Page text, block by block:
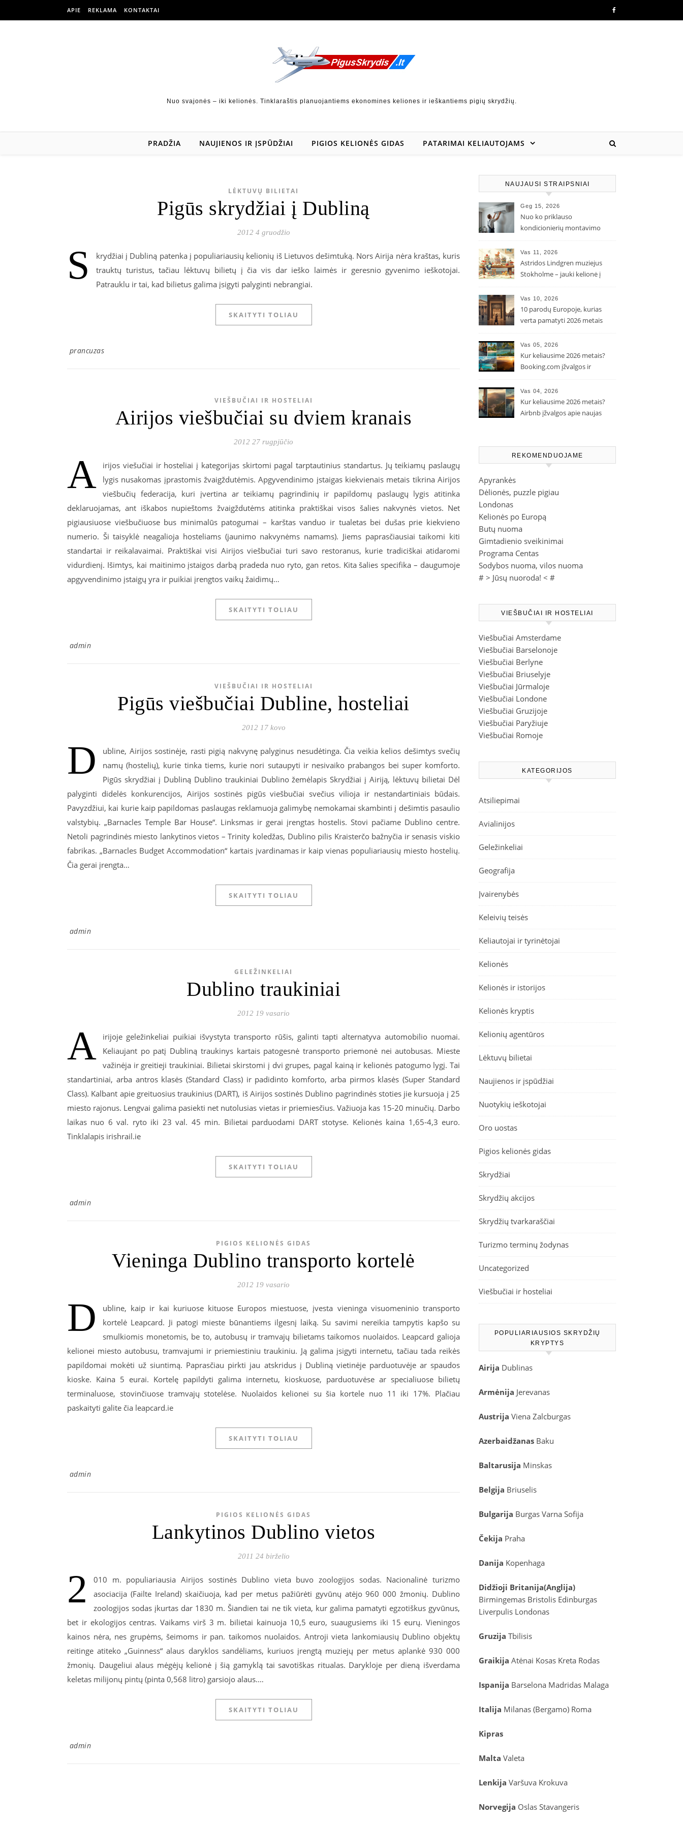
APIE REKLAMA KONTAKTAI
Nuo svajonės – iki kelionės. Tinklaraštis planuojantiems ekonomines keliones ir ieškantiems pigių skrydžių.
PRADŽIA NAUJIENOS IR ĮSPŪDŽIAI PIGIOS KELIONĖS GIDAS PATARIMAI KELIAUTOJAMS
LĖKTUVŲ BILIETAI
Pigūs skrydžiai į Dubliną
2012 4 gruodžio
S
krydžiai į Dubliną patenka į populiariausių kelionių iš Lietuvos dešimtuką. Nors Airija nėra kraštas, kuris
trauktų turistus, tačiau lėktuvų bilietų į čia vis dar ieško laimės ir geresnio gyvenimo ieškotojai.
Patrauklu ir tai, kad bilietus galima įsigyti palyginti nebrangiai.
SKAITYTI TOLIAU
prancuzas
VIEŠBUČIAI IR HOSTELIAI
Airijos viešbučiai su dviem kranais
2012 27 rugpjūčio
A
irijos viešučiai ir hosteliai į kategorijas skirtomi pagal tarptautinius standartus. Jų teikiamų paslaugų
lygis nusakomas įprastomis žvaigždutėmis. Apgyvendinimo įstaigas kiekvienais metais tikrina Airijos
viešbučių federacija, kuri įvertina ar teikiamų pagrindinių ir papildomų paslaugų lygis atitinka
deklaruojamas, ant iškabos nupieštoms žvaigždutėms atitinka praktiškai visos šalies nakvynės vietos. Net
pigiausiuose viešbučiuose bus minimalūs patogumai – karštas vanduo ir tualetas bei dušas prie kiekvieno
numerio. Ši taisyklė neagalioja hosteliams (jaunimo nakvynėms namams). Jiems paprasčiausiai taikomi kiti
standartai ir reikalavaimai. Praktiškai visi Airijos viešbučiai turi savo restoranus, kurie tradiciškai atidaromi
vidurdienį. Išimtys, kai maitinimo įstaigos darbą pradeda nuo ryto, gan retos. Kita šalies specifika – daugumoje
apgyvendinimo įstaigų yra ir puikiai įrengtos vaikų žaidimų…
SKAITYTI TOLIAU
admin
VIEŠBUČIAI IR HOSTELIAI
Pigūs viešbučiai Dubline, hosteliai
2012 17 kovo
D
ubline, Airijos sostinėje, rasti pigią nakvynę palyginus nesudėtinga. Čia veikia kelios dešimtys svečių
namų (hostelių), kurie tinka tiems, kurie nori sutaupyti ir nesivaiko prabangos bei super komforto.
Pigūs skrydžiai į Dubliną Dublino traukiniai Dublino žemėlapis Skrydžiai į Airiją, lėktuvų bilietai Dėl
palyginti didelės konkurencijos, Airijos sostinės pigūs viešbučiai svečius vilioja ir nestandartiniais būdais.
Pavyzdžiui, kai kurie kaip papildomas paslaugas reklamuoja galimybę nemokamai skambinti į dešimtis pasaulio
valstybių. „Barnacles Temple Bar House“. Linksmas ir gerai įrengtas hostelis. Stovi pačiame Dublino centre.
Netoli pagrindinės miesto lankytinos vietos – Trinity koledžas, Dublino pilis Kraisterčo bažnyčia ir senasis viskio
fabrikas. „Barnacles Budget Accommodation“ kartais įvardinamas ir kaip vienas populiariausių miesto hostelių.
Čia gerai įrengta…
SKAITYTI TOLIAU
admin
GELEŽINKELIAI
Dublino traukiniai
2012 19 vasario
A
irijoje geležinkeliai puikiai išvystyta transporto rūšis, galinti tapti alternatyva automobilio nuomai.
Keliaujant po patį Dubliną traukinys kartais patogesnė transporto priemonė nei autobusas. Mieste
važinėja ir greitieji traukiniai. Bilietai skirstomi į dvi grupes, pagal kainą ir kelionės patogumo lygį. Tai
standartiniai, arba antros klasės (Standard Class) ir padidinto komforto, arba pirmos klasės (Super Standard
Class). Kalbant apie greituosius traukinius (DART), iš Airijos sostinės Dublino pagrindinės stoties jie kursuoja į 25
miesto rajonus. Lengvai galima pasiekti net nutolusias vietas ir priemiesčius. Važiuoja kas 15-20 minučių. Darbo
laikas nuo 6 val. ryto iki 23 val. 45 min. Bilietai parduodami DART stotyse. Kelionės kaina 1,65-4,3 euro.
Tinklalapis irishrail.ie
SKAITYTI TOLIAU
admin
PIGIOS KELIONĖS GIDAS
Vieninga Dublino transporto kortelė
2012 19 vasario
D
ubline, kaip ir kai kuriuose kituose Europos miestuose, įvesta vieninga visuomeninio transporto
kortelė Leapcard. Ji patogi mieste būnantiems ilgesnį laiką. Su savimi nereikia tampytis kapšo su
smulkiomis monetomis, be to, autobusų ir tramvajų bilietams taikomos nuolaidos. Leapcard galioja
kelionei miesto autobusu, tramvajumi ir priemiestiniu traukiniu. Ją galima įsigyti internetu, tačiau tada reikės
papildomai mokėti už siuntimą. Paprasčiau pirkti jau atskridus į Dubliną vietinėje parduotuvėje ar spaudos
kioske. Kaina 5 eurai. Kortelę papildyti galima internetu, kioskuose, parduotuvėse ar specialiuose bilietų
terminaluose, stovinčiuose tramvajų stotelėse. Nuolaidos kelionei su šia kortele nuo 11 iki 17%. Plačiau
paskaityti galite čia leapcard.ie
SKAITYTI TOLIAU
admin
PIGIOS KELIONĖS GIDAS
Lankytinos Dublino vietos
2011 24 birželio
2
010 m. populiariausia Airijos sostinės Dublino vieta buvo zoologijos sodas. Nacionalinė turizmo
asociacija (Failte Ireland) skaičiuoja, kad per metus pažiūrėti gyvūnų atėjo 960 000 žmonių. Dublino
zoologijos sodas įkurtas dar 1830 m. Šiandien tai ne tik vieta, kur galima pamatyti egzotiškus gyvūnus,
bet ir ekologijos centras. Vaikams virš 3 m. bilietai kainuoja 10,5 euro, suaugusiems iki 15 eurų. Vieningos
kainos nėra, nes grupėms, šeimoms ir pan. taikomos nuolaidos. Antroji vieta lankomiausių Dublino objektų
reitinge atiteko „Guinness“ alaus daryklos sandėliams, kuriuos įrengtą muziejų per metus aplankė 930 000
žmonių. Daugeliui alaus mėgėjų kelionė į šią gamyklą tai savotiškas ritualas. Darykloje per dieną išverdama
keletas milijonų pintų (pinta 0,568 litro) garsiojo alaus.…
SKAITYTI TOLIAU
admin
NAUJAUSI STRAIPSNIAI
Geg 15, 2026
Nuo ko priklauso
kondicionierių montavimo
Vas 11, 2026
Astridos Lindgren muziejus
Stokholme – jauki kelionė į
Vas 10, 2026
10 parodų Europoje, kurias
verta pamatyti 2026 metais
Vas 05, 2026
Kur keliausime 2026 metais?
Booking.com įžvalgos ir
Vas 04, 2026
Kur keliausime 2026 metais?
Airbnb įžvalgos apie naujas
REKOMENDUOJAME
Apyrankės
Dėlionės, puzzle pigiau
Londonas
Kelionės po Europą
Butų nuoma
Gimtadienio sveikinimai
Programa Centas
Sodybos nuoma, vilos nuoma
# > Jūsų nuoroda! < #
VIEŠBUČIAI IR HOSTELIAI
Viešbučiai Amsterdame
Viešbučiai Barselonoje
Viešbučiai Berlyne
Viešbučiai Briuselyje
Viešbučiai Jūrmaloje
Viešbučiai Londone
Viešbučiai Gruzijoje
Viešbučiai Paryžiuje
Viešbučiai Romoje
KATEGORIJOS
Atsiliepimai
Avialinijos
Geležinkeliai
Geografija
Įvairenybės
Keleivių teisės
Keliautojai ir tyrinėtojai
Kelionės
Kelionės ir istorijos
Kelionės kryptis
Kelionių agentūros
Lėktuvų bilietai
Naujienos ir įspūdžiai
Nuotykių ieškotojai
Oro uostas
Pigios kelionės gidas
Skrydžiai
Skrydžių akcijos
Skrydžių tvarkaraščiai
Turizmo terminų žodynas
Uncategorized
Viešbučiai ir hosteliai
POPULIARIAUSIOS SKRYDŽIŲ
KRYPTYS
Airija Dublinas
Armėnija Jerevanas
Austrija Viena Zalcburgas
Azerbaidžanas Baku
Baltarusija Minskas
Belgija Briuselis
Bulgarija Burgas Varna Sofija
Čekija Praha
Danija Kopenhaga
Didžioji Britanija(Anglija)
Birmingemas Bristolis Edinburgas
Liverpulis Londonas
Gruzija Tbilisis
Graikija Atėnai Kosas Kreta Rodas
Ispanija Barselona Madridas Malaga
Italija Milanas (Bergamo) Roma
Kipras
Malta Valeta
Lenkija Varšuva Krokuva
Norvegija Oslas Stavangeris